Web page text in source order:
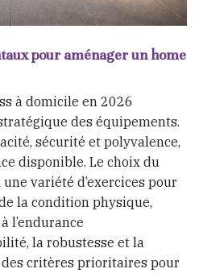
pour aménager un home
à domicile en 2026
des équipements.
sécurité et polyvalence,
disponible. Le choix du
variété d’exercices pour
la condition physique,
l’endurance
la robustesse et la
critères prioritaires pour